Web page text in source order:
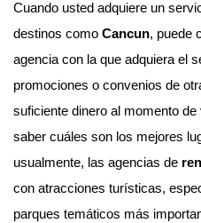
Cuando usted adquiere un
destinos como Cancun, puede
agencia con la que adquiera el
promociones o convenios de
suficiente dinero al momento
saber cuáles son los mejores
usualmente, las agencias de
con atracciones turísticas,
parques temáticos más